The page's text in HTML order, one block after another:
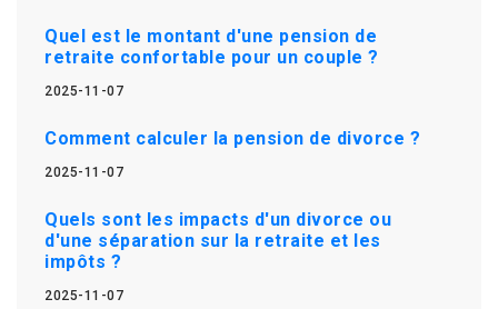
Quel est le montant d'une pension de
retraite confortable pour un couple ?
2025-11-07
Comment calculer la pension de divorce ?
2025-11-07
Quels sont les impacts d'un divorce ou
d'une séparation sur la retraite et les
impôts ?
2025-11-07